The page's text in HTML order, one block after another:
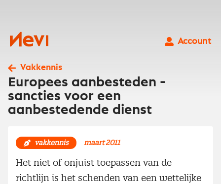
Nevi
Account
Vakkennis
Europees aanbesteden -
sancties voor een
aanbestedende dienst
vakkennis maart 2011
Het niet of onjuist toepassen van de
richtlijn is het schenden van een wettelijke